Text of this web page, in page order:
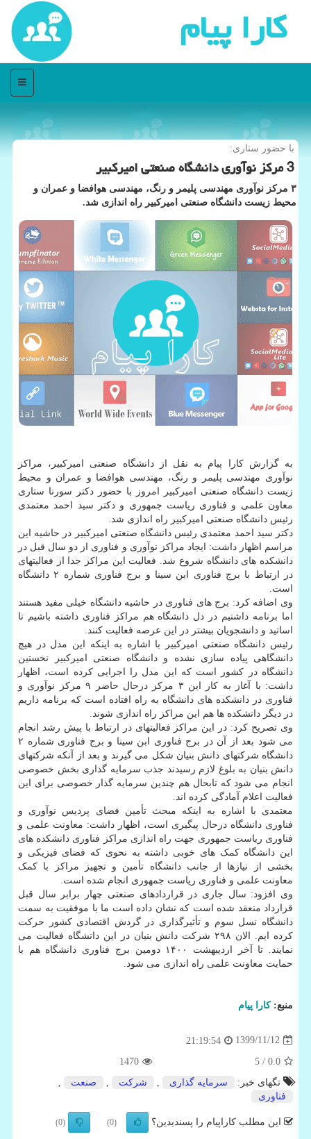
كارا پیام
منو
با حضور ستاری:
3 مركز نوآوری دانشگاه صنعتی امیركبیر
۳ مرکز نوآوری مهندسی پلیمر و رنگ، مهندسی هوافضا و عمران و
محیط زیست دانشگاه صنعتی امیرکبیر راه اندازی شد.
به گزارش کارا پیام به نقل از دانشگاه صنعتی امیرکبیر، مراکز
نوآوری مهندسی پلیمر و رنگ، مهندسی هوافضا و عمران و محیط
زیست دانشگاه صنعتی امیرکبیر امروز با حضور دکتر سورنا ستاری
معاون علمی و فناوری ریاست جمهوری و دکتر سید احمد معتمدی
رئیس دانشگاه صنعتی امیرکبیر راه اندازی شد.
دکتر سید احمد معتمدی رئیس دانشگاه صنعتی امیرکبیر در حاشیه این
مراسم اظهار داشت: ایجاد مراکز نوآوری و فناوری از دو سال قبل در
دانشکده های دانشگاه شروع شد. فعالیت این مراکز جدا از فعالیتهای
در ارتباط با برج فناوری ابن سینا و برج فناوری شماره ۲ دانشگاه
است.
وی اضافه کرد: برج های فناوری در حاشیه دانشگاه خیلی مفید هستند
اما برنامه داشتیم در دل دانشگاه هم مراکز فناوری داشته باشیم تا
اساتید و دانشجویان بیشتر در این عرصه فعالیت کنند.
رئیس دانشگاه صنعتی امیرکبیر با اشاره به اینکه این مدل در هیچ
دانشگاهی پیاده سازی نشده و دانشگاه صنعتی امیرکبیر نخستین
دانشگاه در کشور است که این مدل را اجرایی کرده است، اظهار
داشت: با آغاز به کار این ۳ مرکز درحال حاضر ۹ مرکز نوآوری و
فناوری در دانشکده های دانشگاه به راه افتاده است که برنامه داریم
در دیگر دانشکده ها هم این مراکز راه اندازی شوند.
وی تصریح کرد: در این مراکز فعالیتهای در ارتباط با پیش رشد انجام
می شود بعد از آن در برج فناوری ابن سینا و برج فناوری شماره ۲
دانشگاه شرکتهای دانش بنیان شکل می گیرند و بعد از آنکه شرکتهای
دانش بنیان به بلوغ لازم رسیدند جذب سرمایه گذاری بخش خصوصی
انجام می شود که تابحال هم چندین سرمایه گذار خصوصی برای این
فعالیت اعلام آمادگی کرده اند.
معتمدی با اشاره به اینکه مبحث تأمین فضای پردیس نوآوری و
فناوری دانشگاه درحال پیگیری است، اظهار داشت: معاونت علمی و
فناوری ریاست جمهوری جهت راه اندازی مراکز فناوری دانشکده های
این دانشگاه کمک های خوبی داشته به نحوی که فضای فیزیکی و
بخشی از نیازها از جانب دانشگاه تأمین و تجهیز مراکز با کمک
معاونت علمی و فناوری ریاست جمهوری انجام شده است.
وی افزود: سال جاری در قراردادهای صنعتی چهار برابر سال قبل
قرارداد منعقد شده است که نشان داده است ما با موفقیت به سمت
دانشگاه نسل سوم و تأثیرگذاری در گردش اقتصادی کشور حرکت
کرده ایم. الان ۲۹۸ شرکت دانش بنیان در این دانشگاه فعالیت می
نمایند. تا آخر اردیبهشت ۱۴۰۰ دومین برج فناوری دانشگاه هم با
حمایت معاونت علمی راه اندازی می شود.
منبع:كارا پیام
1399/11/12
21:19:54
0.0
/ 5
1470
تگهای خبر:
سرمایه گذاری شركت صنعت
فناوری
این مطلب کاراپیام را پسندیدین؟ (0)
(0)